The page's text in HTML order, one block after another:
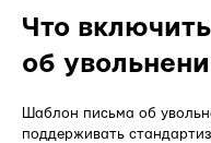
Что
об
Шаблон письма об
поддерживать